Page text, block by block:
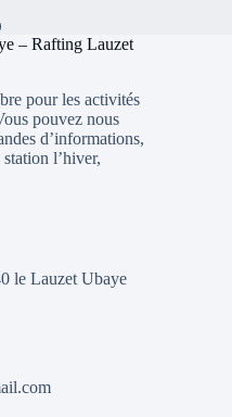
– Rafting Lauzet
pour les activités
pouvez nous
d’informations,
l’hiver,
le Lauzet Ubaye